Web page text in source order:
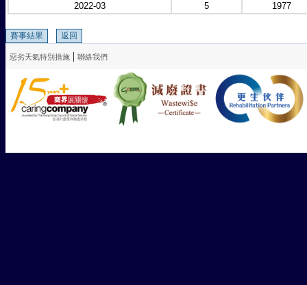
2022-03
5 1977